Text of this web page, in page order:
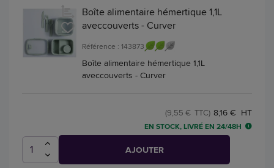
Boîte alimentaire hémertique 1,1L
aveccouverts - Curver
Référence : 143873
Boîte alimentaire hémertique 1,1L
aveccouverts - Curver
8,16 € HT
(9,55 € TTC)
EN STOCK, LIVRÉ EN 24/48H
AJOUTER